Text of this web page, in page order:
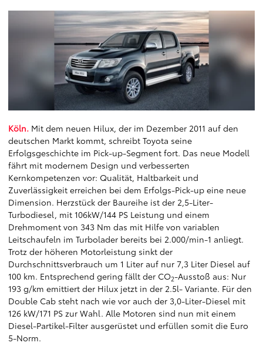
Köln. Mit dem neuen Hilux, der im Dezember 2011 auf den
deutschen Markt kommt, schreibt Toyota seine
Erfolgsgeschichte im Pick-up-Segment fort. Das neue Modell
fährt mit modernem Design und verbesserten
Kernkompetenzen vor: Qualität, Haltbarkeit und
Zuverlässigkeit erreichen bei dem Erfolgs-Pick-up eine neue
Dimension. Herzstück der Baureihe ist der 2,5-Liter-
Turbodiesel, mit 106kW/144 PS Leistung und einem
Drehmoment von 343 Nm das mit Hilfe von variablen
Leitschaufeln im Turbolader bereits bei 2.000/min-1 anliegt.
Trotz der höheren Motorleistung sinkt der
Durchschnittsverbrauch um 1 Liter auf nur 7,3 Liter Diesel auf
100 km. Entsprechend gering fällt der CO2-Ausstoß aus: Nur
193 g/km emittiert der Hilux jetzt in der 2.5l- Variante. Für den
Double Cab steht nach wie vor auch der 3,0-Liter-Diesel mit
126 kW/171 PS zur Wahl. Alle Motoren sind nun mit einem
Diesel-Partikel-Filter ausgerüstet und erfüllen somit die Euro
5-Norm.